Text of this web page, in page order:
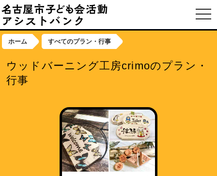
ホーム すべてのプラン・行事
ウッドバーニング工房crimoのプラン・
行事